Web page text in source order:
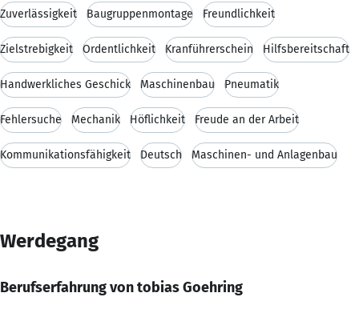
Zuverlässigkeit Baugruppenmontage Freundlichkeit
Zielstrebigkeit Ordentlichkeit Kranführerschein Hilfsbereitschaft
Handwerkliches Geschick Maschinenbau Pneumatik
Fehlersuche Mechanik Höflichkeit Freude an der Arbeit
Kommunikationsfähigkeit Deutsch Maschinen- und Anlagenbau
Werdegang
Berufserfahrung von tobias Goehring